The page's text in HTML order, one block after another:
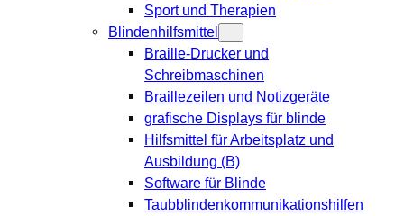
Sport und Therapien
Blindenhilfsmittel
Braille-Drucker und
Schreibmaschinen
Braillezeilen und Notizgeräte
grafische Displays für blinde
Hilfsmittel für Arbeitsplatz und
Ausbildung (B)
Software für Blinde
Taubblindenkommunikationshilfen